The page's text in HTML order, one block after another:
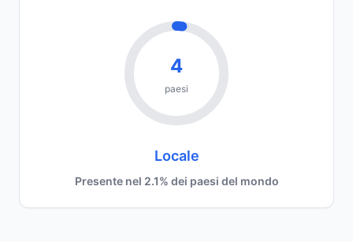
4
paesi
Locale
Presente nel 2.1% dei paesi del mondo